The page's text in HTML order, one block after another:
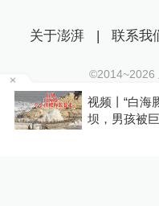
视频丨“白海
坝，男孩被
关于澎湃 | 联系我
©2014~2026
沪ICP证：沪B2-
互联网新闻信息
沪公网